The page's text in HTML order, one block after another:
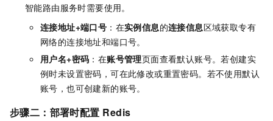
智能路由服务时需要使用。
连接地址+端口号 ：在实例信息的连接信息区域获取专有
网络的连接地址和端口号。
用户名+密码 ：在账号管理页面查看默认账号。若创建实
例时未设置密码，可在此修改或重置密码。若不使用默认
账号，也可创建新的账号。
步骤二：部署时配置 Redis